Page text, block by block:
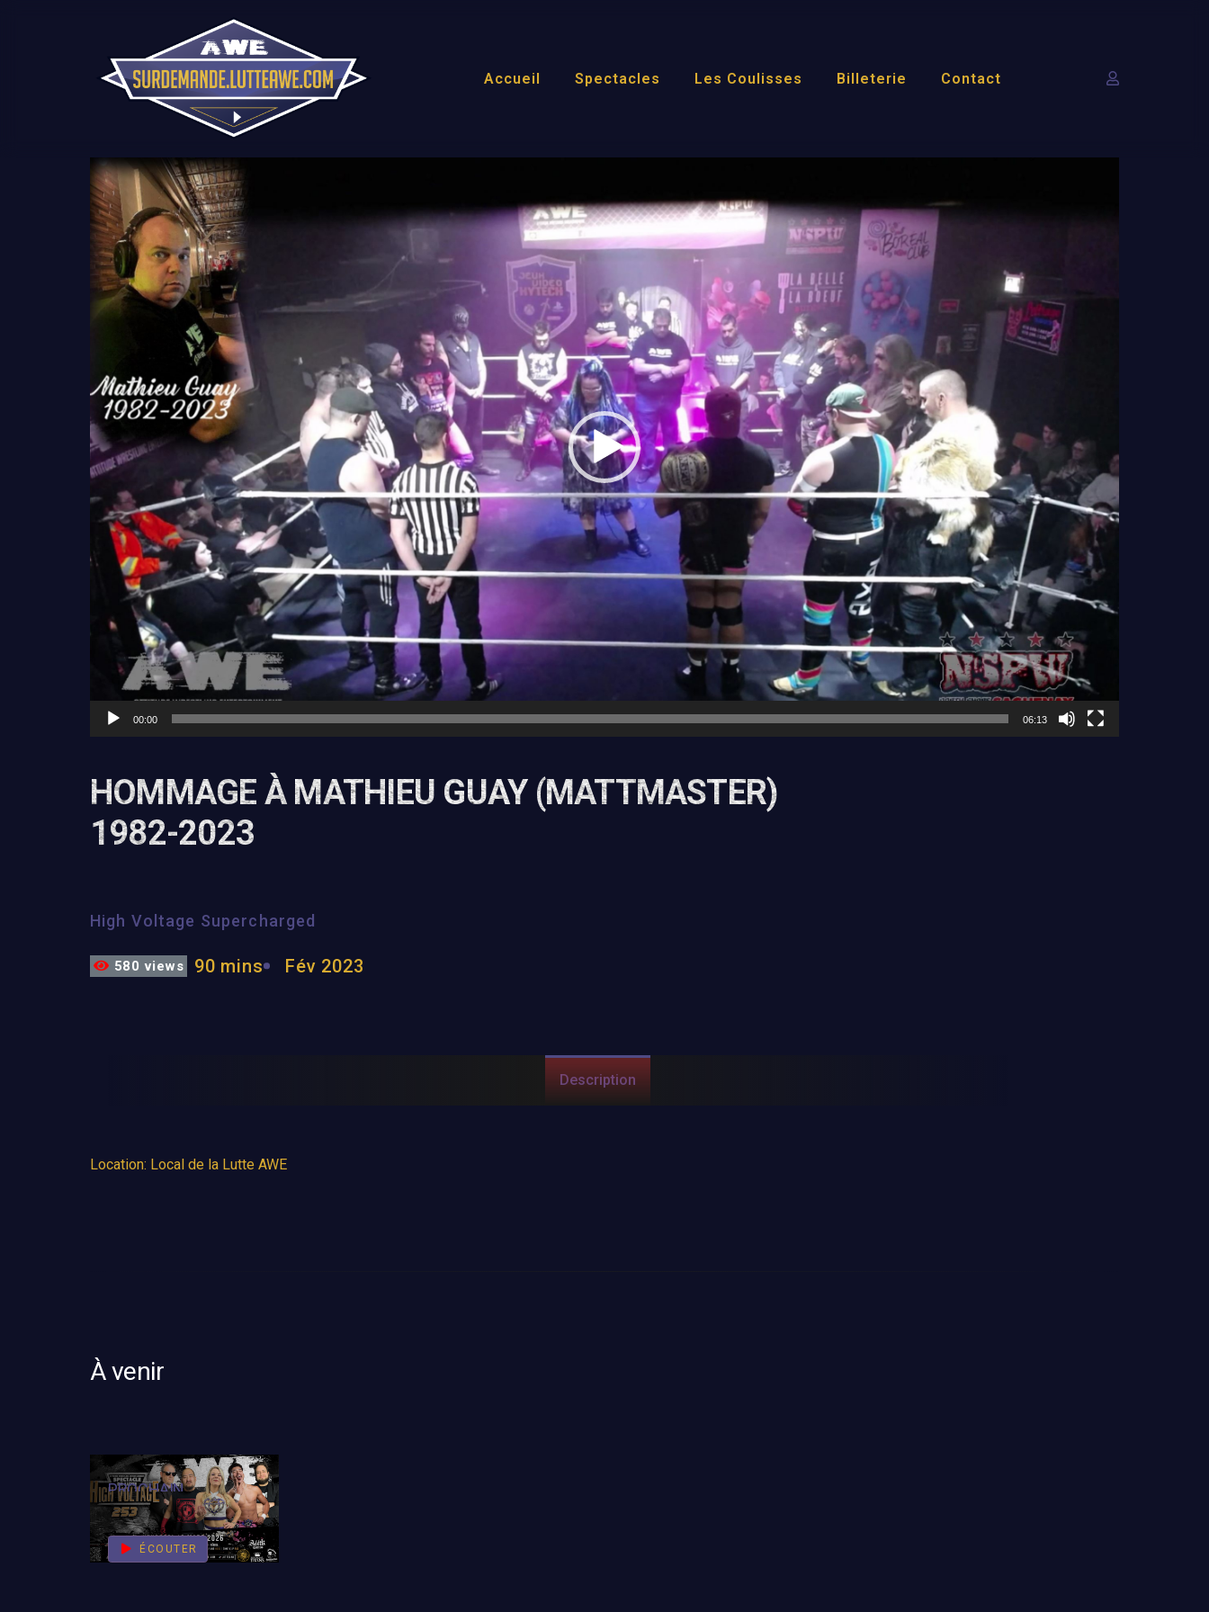
Accueil Spectacles Les Coulisses Billeterie Contact
Lecteur
vidéo
00:00 06:13
HOMMAGE À MATHIEU GUAY (MATTMASTER)
1982-2023
High Voltage Supercharged
580 views 90 mins Fév 2023
Description
Location: Local de la Lutte AWE
À venir
PROCHAIN
SPECTACLE
ÉCOUTER